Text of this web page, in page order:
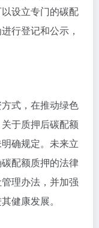
设立专门的碳配
行登记和公示，
式，在推动绿色
于质押后碳配额
确规定。未来立
配额质押的法律
理办法，并加强
健康发展。